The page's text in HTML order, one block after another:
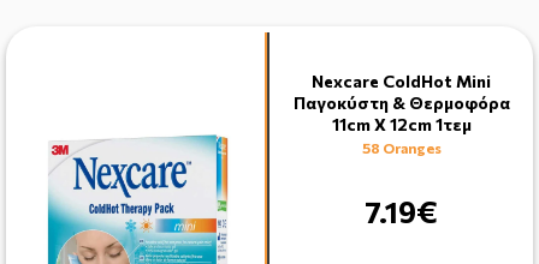
Nexcare ColdHot Mini
Παγοκύστη & Θερμοφόρα
11cm X 12cm 1τεμ
58 Oranges
7.19€